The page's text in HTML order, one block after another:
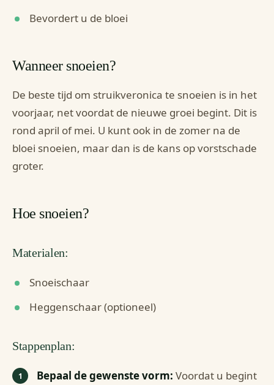
Bevordert u de bloei
Wanneer snoeien?
De beste tijd om struikveronica te snoeien is in het
voorjaar, net voordat de nieuwe groei begint. Dit is
rond april of mei. U kunt ook in de zomer na de
bloei snoeien, maar dan is de kans op vorstschade
groter.
Hoe snoeien?
Materialen:
Snoeischaar
Heggenschaar (optioneel)
Stappenplan:
Bepaal de gewenste vorm: Voordat u begint